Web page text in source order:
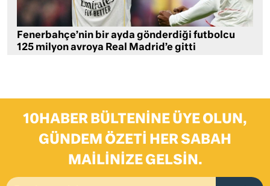
Fenerbahçe’nin bir ayda gönderdiği futbolcu
125 milyon avroya Real Madrid’e gitti
10HABER BÜLTENINE ÜYE OLUN,
GÜNDEM ÖZETI HER SABAH
MAILINIZE GELSIN.